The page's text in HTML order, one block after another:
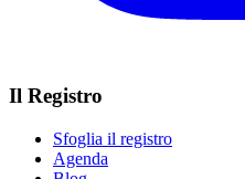
Il Registro
Sfoglia il registro
Agenda